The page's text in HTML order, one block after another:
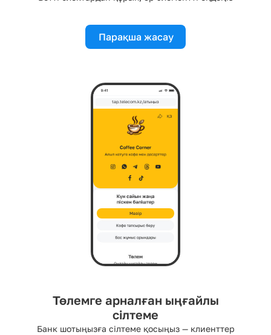
Парақша жасау
Мәзір
tap.telecom.kz/атыңыз
Төлемге арналған ыңғайлы
сілтеме
Банк шотыңызға сілтеме қосыңыз — клиенттер